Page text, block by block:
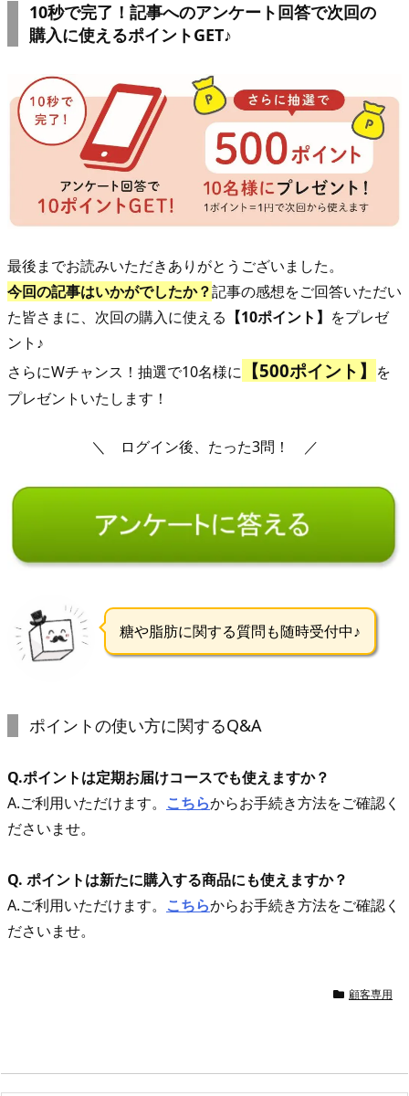
10秒で完了！記事へのアンケート回答で次回の
購入に使えるポイントGET♪
最後までお読みいただきありがとうございました。
今回の記事はいかがでしたか？記事の感想をご回答いただい
た皆さま に、次回の購入に使える 【10ポイント】 をプレゼ
ント♪
さらにWチャンス！抽選で10名様に 【500ポイント】 を
プレゼントいたします！
＼ ログイン後、たった3問！ ／
糖や脂肪に関する質問も随時受付中♪
ポイントの使い方に関するQ&A
Q.ポイントは定期お届けコースでも使えますか？
A.ご利用いただけます。 こちらからお手続き方法をご確認く
ださいませ。
Q. ポイントは新たに購入する商品にも使えますか？
A.ご利用いただけます。 こちらからお手続き方法をご確認く
ださいませ。
顧客専用